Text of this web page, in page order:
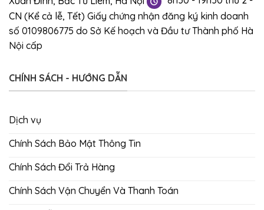
CN (Kể cả lễ, Tết) Giấy chứng nhận đăng ký kinh doanh
số 0109806775 do Sở Kế hoạch và Đầu tư Thành phố Hà
Nội cấp
CHÍNH SÁCH - HƯỚNG DẪN
Dịch vụ
Chính Sách Bảo Mật Thông Tin
Chính Sách Đổi Trả Hàng
Chính Sách Vận Chuyển Và Thanh Toán